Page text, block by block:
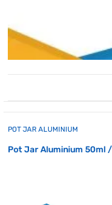
POT JAR ALUMINIUM
Pot Jar Aluminium 50ml